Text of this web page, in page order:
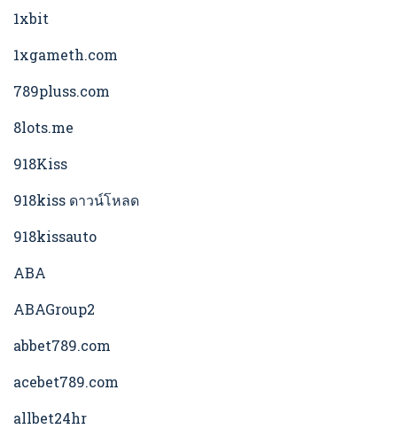
1xbit
1xgameth.com
789pluss.com
8lots.me
918Kiss
918kiss ดาวน์โหลด
918kissauto
ABA
ABAGroup2
abbet789.com
acebet789.com
allbet24hr